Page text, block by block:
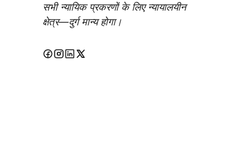
सभी न्यायिक प्रकरणों के लिए न्यायालयीन
क्षेत्र—दुर्ग मान्य होगा।